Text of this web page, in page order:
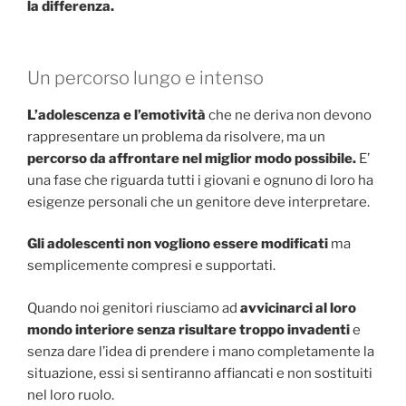
la differenza.
Un percorso lungo e intenso
L’adolescenza e l’emotività che ne deriva non devono
rappresentare un problema da risolvere, ma un
percorso da affrontare nel miglior modo possibile. E’
una fase che riguarda tutti i giovani e ognuno di loro ha
esigenze personali che un genitore deve interpretare.
Gli adolescenti non vogliono essere modificati ma
semplicemente compresi e supportati.
Quando noi genitori riusciamo ad avvicinarci al loro
mondo interiore senza risultare troppo invadentie
senza dare l’idea di prendere i mano completamente la
situazione, essi si sentiranno affiancati e non sostituiti
nel loro ruolo.